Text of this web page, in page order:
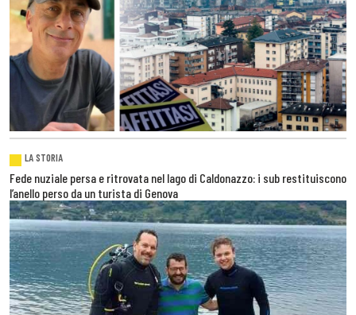
LA STORIA
Fede nuziale persa e ritrovata nel lago di Caldonazzo: i sub restituiscono
l’anello perso da un turista di Genova